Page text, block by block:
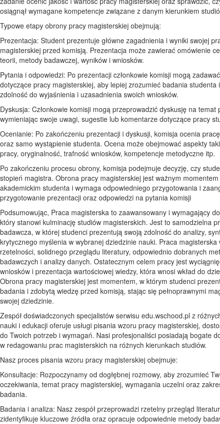
osiągnął wymagane kompetencje związane z danym kierunkiem
Typowe etapy obrony pracy magisterskiej obejmują:
Prezentacja: Student prezentuje główne zagadnienia i wyniki swojej
magisterskiej przed komisją. Prezentacja może zawierać omówienie
teorii, metody badawczej, wyników i wniosków.
Pytania i odpowiedzi: Po prezentacji członkowie komisji mogą
dotyczące pracy magisterskiej, aby lepiej zrozumieć badania studenta
zdolność do wyjaśnienia i uzasadnienia swoich wniosków.
Dyskusja: Członkowie komisji mogą przeprowadzić dyskusję na temat
wymieniając swoje uwagi, sugestie lub komentarze dotyczące pracy
Ocenianie: Po zakończeniu prezentacji i dyskusji, komisja ocenia
oraz samo wystąpienie studenta. Ocena może obejmować aspekty
pracy, oryginalność, trafność wniosków, kompetencje metodyczne itp.
Po zakończeniu procesu obrony, komisja podejmuje decyzję, czy
stopień magistra. Obrona pracy magisterskiej jest ważnym
akademickim studenta i wymaga odpowiedniego przygotowania i
przygotowanie prezentacji oraz odpowiedzi na pytania komisji
Podsumowując, Praca magisterska to zaawansowany i wymagający
który stanowi kulminację studiów magisterskich. Jest to samodzielna
badawcza, w której studenci prezentują swoją zdolność do analizy,
krytycznego myślenia w wybranej dziedzinie nauki. Praca magisterska
rzetelności, solidnego przeglądu literatury, odpowiednio dobranych
badawczych i analizy danych. Ostatecznym celem pracy jest
wniosków i prezentacja wartościowej wiedzy, która wnosi wkład do
Obrona pracy magisterskiej jest momentem, w którym studenci
badania i zdobytą wiedzę przed komisją, stając się pełnoprawnymi
swojej dziedzinie.
Zespół doświadczonych specjalistów serwisu edu.wschood.pl z
nauki i edukacji oferuje usługi pisania wzoru pracy magisterskiej,
do Twoich potrzeb i wymagań. Nasi profesjonaliści posiadają bogate
w redagowaniu prac magisterskich na różnych kierunkach studiów.
Nasz proces pisania wzoru pracy magisterskiej obejmuje:
Konsultacje: Rozpoczynamy od dogłębnej rozmowy, aby zrozumieć
oczekiwania, temat pracy magisterskiej, wymagania uczelni oraz
badania.
Badania i analiza: Nasz zespół przeprowadzi rzetelny przegląd
zidentyfikuje kluczowe źródła oraz opracuje odpowiednie metody